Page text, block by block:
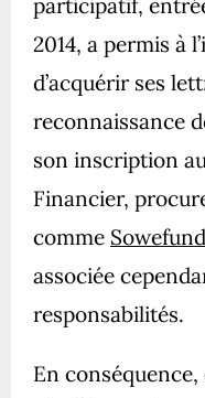
participatif,
2014, a permis à
d’acquérir ses
reconnaissance
son inscription
Financier,
comme Sowefund
associée
responsabilités.
En